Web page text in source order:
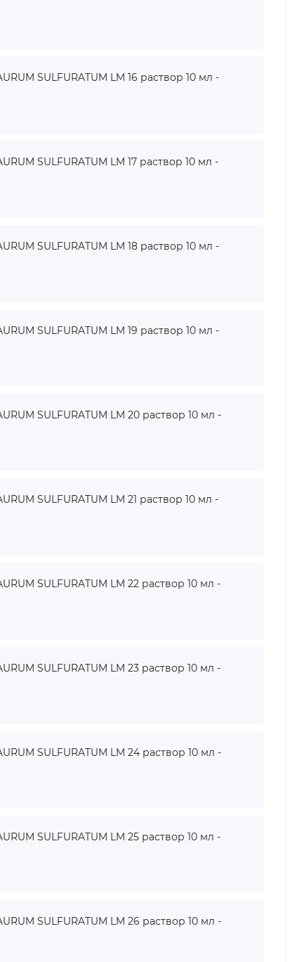
SULFURATUM LM 16 раствор 10 мл -
SULFURATUM LM 17 раствор 10 мл -
SULFURATUM LM 18 раствор 10 мл -
SULFURATUM LM 19 раствор 10 мл -
SULFURATUM LM 20 раствор 10 мл -
SULFURATUM LM 21 раствор 10 мл -
SULFURATUM LM 22 раствор 10 мл -
SULFURATUM LM 23 раствор 10 мл -
SULFURATUM LM 24 раствор 10 мл -
SULFURATUM LM 25 раствор 10 мл -
SULFURATUM LM 26 раствор 10 мл -